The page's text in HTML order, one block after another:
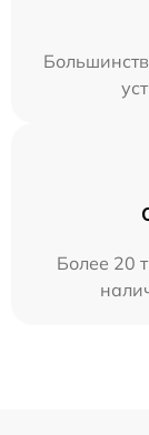
Более 20